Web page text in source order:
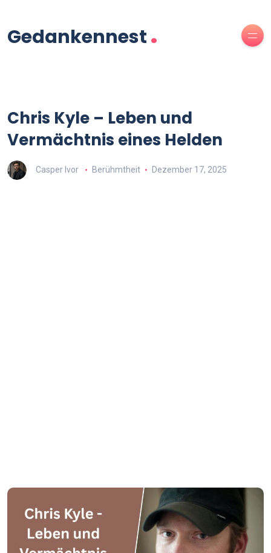
Gedankennest.
Chris Kyle – Leben und
Vermächtnis eines Helden
Casper Ivor Berühmtheit Dezember 17, 2025